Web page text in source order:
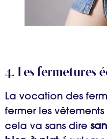
4. Les fermetures
La vocation des
fermer les
cela va sans dire